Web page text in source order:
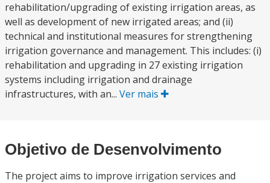
rehabilitation/upgrading of existing irrigation areas, as
well as development of new irrigated areas; and (ii)
technical and institutional measures for strengthening
irrigation governance and management. This includes: (i)
rehabilitation and upgrading in 27 existing irrigation
systems including irrigation and drainage
infrastructures, with an... Ver mais
Objetivo de Desenvolvimento
The project aims to improve irrigation services and